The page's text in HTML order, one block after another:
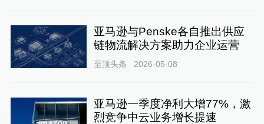
亚马逊与Penske各自推出供应
链物流解决方案助力企业运营
至顶头条 2026-05-08
亚马逊一季度净利大增77%，激
烈竞争中云业务增长提速